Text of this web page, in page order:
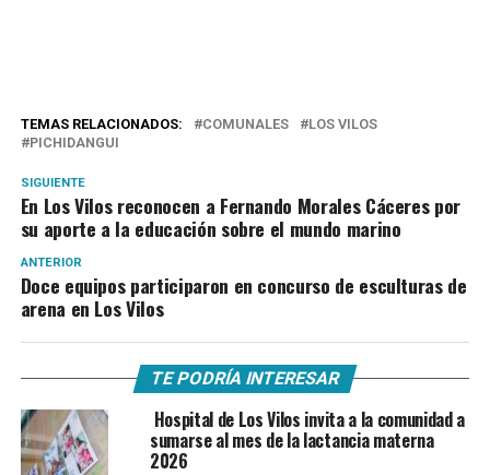
TEMAS RELACIONADOS: COMUNALES
LOS VILOS
PICHIDANGUI
SIGUIENTE
En Los Vilos reconocen a Fernando Morales Cáceres por
su aporte a la educación sobre el mundo marino
ANTERIOR
Doce equipos participaron en concurso de esculturas de
arena en Los Vilos
TE PODRÍA INTERESAR
Hospital de Los Vilos invita a la comunidad a
sumarse al mes de la lactancia materna
2026